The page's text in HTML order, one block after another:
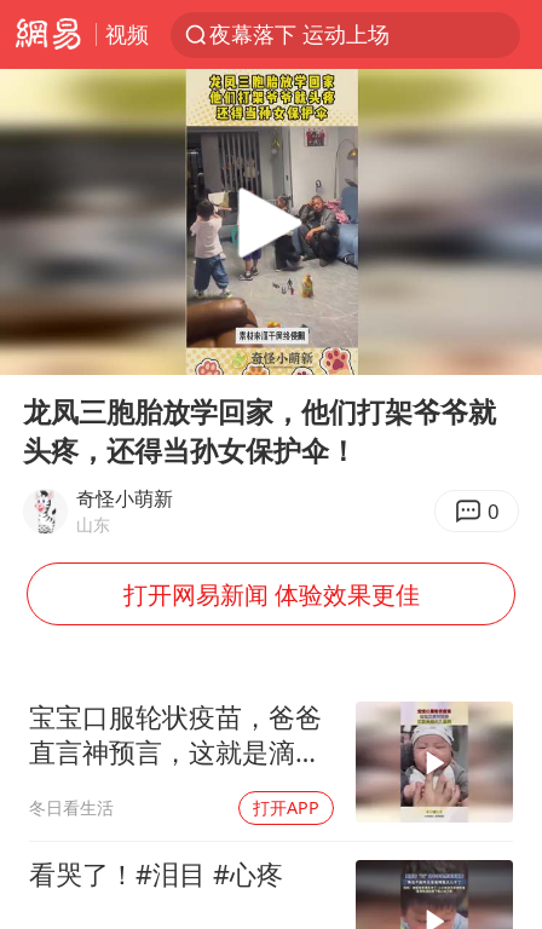
视频
夜幕落下 运动上场
泰交通部副部长回应中国人遭歧视手势
改名后的“青海拉面”店
勒沃库森U17主帅盛赞赵松源
台军“汉光秀”开场闹剧多
段绚竞因公牺牲 年仅44岁
女子开一天一夜空调后二氧化碳中毒
“空调24小时开着更省电”不实
男子结婚8年3个女儿均非亲生
公司“上四休三”但要降薪1000元
47岁妈妈突然产女 26岁女儿：很震惊
如何把百年大党建设得更加坚强有力？
Play
00:00
龙凤三胞胎放学回家，他们打架爷爷就
头疼，还得当孙女保护伞！
奇怪小萌新
山东 0
打开网易新闻 体验效果更佳
宝宝口服轮状疫苗，爸爸
直言神预言，这就是滴水
冬日看生活 打开APP
看哭了！#泪目 #心疼